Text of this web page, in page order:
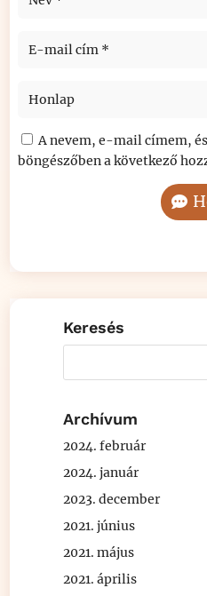
A nevem, e-mail címem,
böngészőben a következő
Keresés
Archívum
2024. február
2024. január
2023. december
2021. június
2021. május
2021. április